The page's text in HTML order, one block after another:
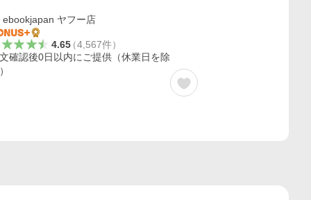
ebookjapan ヤフー店
4.65（4,567件）
確認後0日以内にご提供（休業日を除